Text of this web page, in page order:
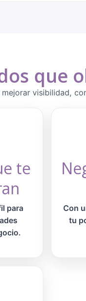
que
visibilidad,
te
para
Con
tu